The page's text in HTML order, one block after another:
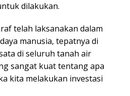
dilakukan.
telah laksanakan dalam
manusia, tepatnya di
di seluruh tanah air
sangat kuat tentang apa
kita melakukan investasi